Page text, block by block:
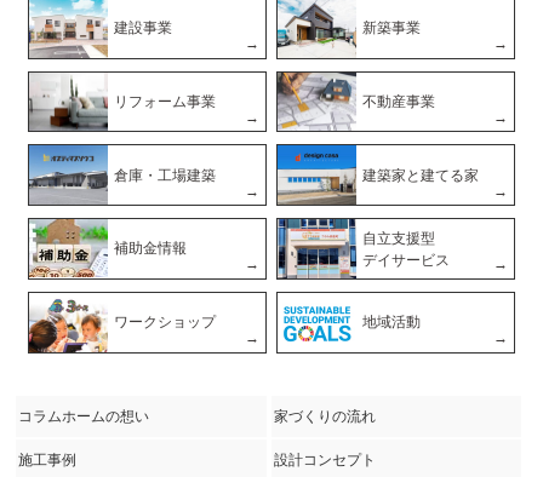
建設事業 新築事業
リフォーム事業 不動産事業
倉庫・工場建築 建築家と建てる家
補助金情報
自立支援型
デイサービス
ワークショップ 地域活動
コラムホームの想い 家づくりの流れ
施工事例 設計コンセプト